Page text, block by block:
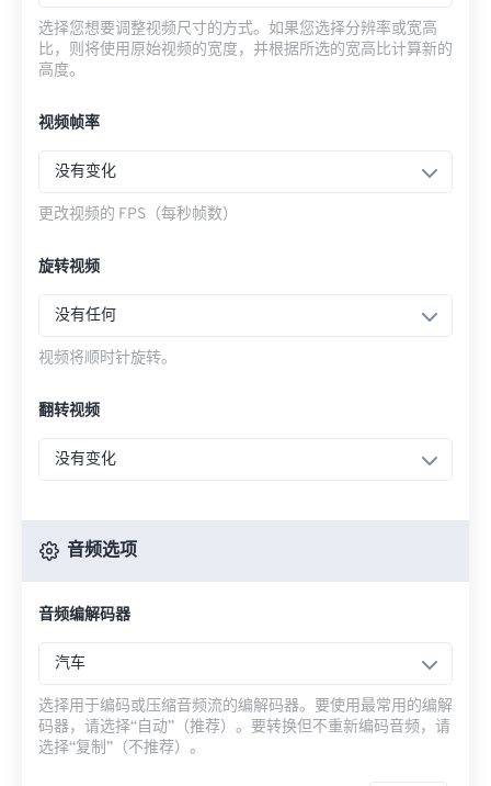
选择您想要调整视频尺寸的方式。如果您选择分辨率或宽高
比，则将使用原始视频的宽度，并根据所选的宽高比计算新的
高度。
视频帧率
没有变化
更改视频的 FPS（每秒帧数）
旋转视频
没有任何
视频将顺时针旋转。
翻转视频
没有变化
音频选项
音频编解码器
汽车
选择用于编码或压缩音频流的编解码器。要使用最常用的编解
码器，请选择“自动”（推荐）。要转换但不重新编码音频，请
选择“复制”（不推荐）。